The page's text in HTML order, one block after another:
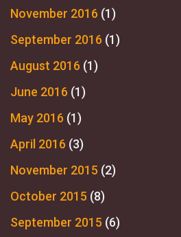
November 2016 (1)
September 2016 (1)
August 2016 (1)
June 2016 (1)
May 2016 (1)
April 2016 (3)
November 2015 (2)
October 2015 (8)
September 2015 (6)